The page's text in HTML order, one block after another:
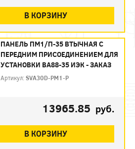
В КОРЗИНУ
ПАНЕЛЬ ПМ1/П-35 ВТЫЧНАЯ С
ПЕРЕДНИМ ПРИСОЕДИНЕНИЕМ ДЛЯ
УСТАНОВКИ ВА88-35 ИЭК - ЗАКАЗ
Артикул:SVA30D-PM1-P
13965.85 руб.
В КОРЗИНУ